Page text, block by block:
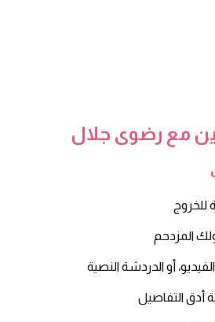
مع رضوى جلال
للخروج
المزدحم
أو الدردشة النصية